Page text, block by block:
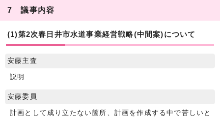
7 議事内容
(1)第2次春日井市水道事業経営戦略(中間案)について
安藤主査
説明
安藤委員
計画として成り立たない箇所、計画を作成する中で苦しいと